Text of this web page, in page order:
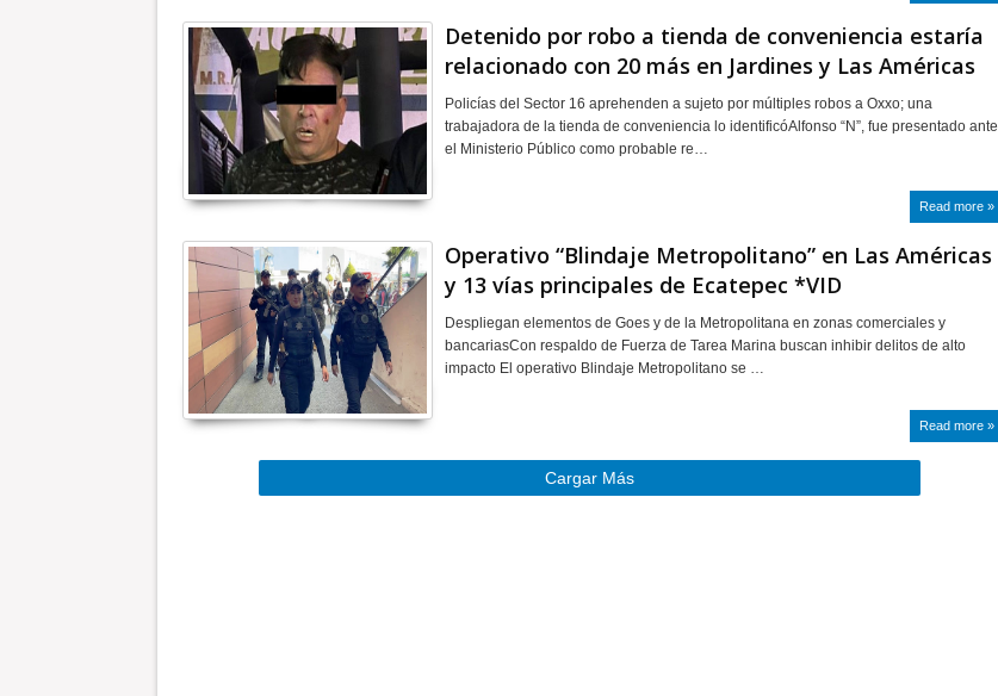
Detenido por robo a tienda de conveniencia estaría
relacionado con 20 más en Jardines y Las Américas
Policías del Sector 16 aprehenden a sujeto por múltiples robos a Oxxo; una
trabajadora de la tienda de conveniencia lo identificóAlfonso “N”, fue presentado ante
el Ministerio Público como probable re…
Read more »
Operativo “Blindaje Metropolitano” en Las Américas
y 13 vías principales de Ecatepec *VID
Despliegan elementos de Goes y de la Metropolitana en zonas comerciales y
bancariasCon respaldo de Fuerza de Tarea Marina buscan inhibir delitos de alto
impacto El operativo Blindaje Metropolitano se …
Read more »
Cargar Más